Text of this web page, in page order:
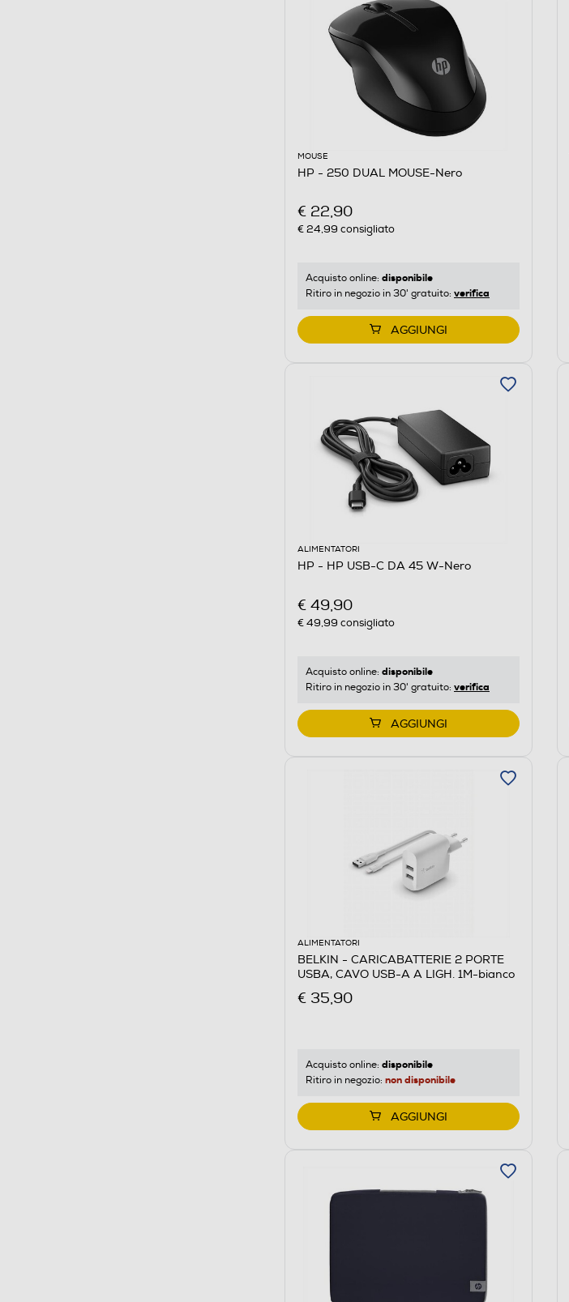
MOUSE
HP - 250 DUAL MOUSE-Nero
€ 22,90
€ 24,99 consigliato
Acquisto online: disponibile
Ritiro in negozio in 30' gratuito: verifica
AGGIUNGI
ALIMENTATORI
HP - HP USB-C DA 45 W-Nero
€ 49,90
€ 49,99 consigliato
Acquisto online: disponibile
Ritiro in negozio in 30' gratuito: verifica
AGGIUNGI
ALIMENTATORI
BELKIN - CARICABATTERIE 2 PORTE
USBA, CAVO USB-A A LIGH. 1M-bianco
€ 35,90
Acquisto online: disponibile
Ritiro in negozio: non disponibile
AGGIUNGI